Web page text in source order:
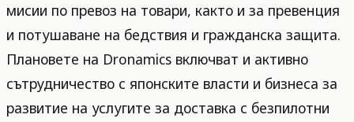
мисии по превоз на товари, както и за превенция
и потушаване на бедствия и гражданска защита.
Плановете на Dronamics включват и активно
сътрудничество с японските власти и бизнеса за
развитие на услугите за доставка с безпилотни